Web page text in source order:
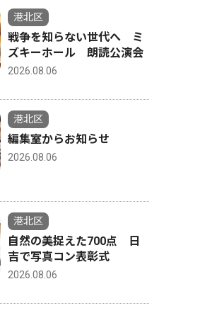
港北区
戦争を知らない世代へ ミ
ズキーホール 朗読公演会
2026.08.06
港北区
編集室からお知らせ
2026.08.06
港北区
自然の美捉えた700点 日
吉で写真コン表彰式
2026.08.06